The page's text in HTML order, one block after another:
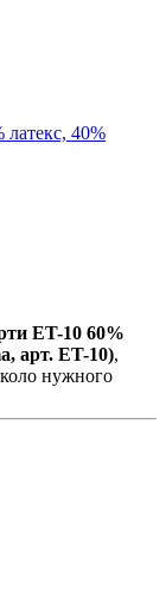
ET-10 60%
арт. ET-10),
нужного